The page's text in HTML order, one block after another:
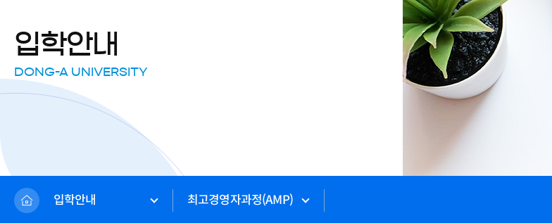
입학안내
DONG-A UNIVERSITY
입학안내 최고경영자과정(AMP)